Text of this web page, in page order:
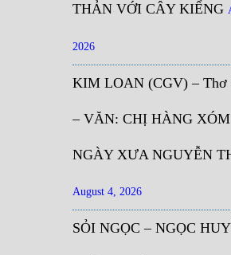
THẢN VỚI CÂY KIỂNG
2026
KIM LOAN (CGV) – Thơ
– VĂN: CHỊ HÀNG
NGÀY XƯA NGUYỄN
August 4, 2026
SỎI NGỌC – NGỌC